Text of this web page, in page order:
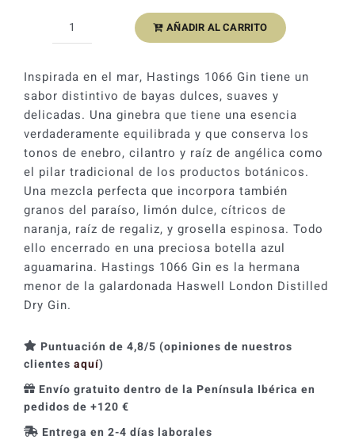
original
era:
30,40 €.
actual
es:
24,32 €.
Ginebra
1066
London
Dry
9
Botánicos
40%
cantidad
AÑADIR AL CARRITO
Inspirada en el mar, Hastings 1066 Gin tiene un
sabor distintivo de bayas dulces, suaves y
delicadas. Una ginebra que tiene una esencia
verdaderamente equilibrada y que conserva los
tonos de enebro, cilantro y raíz de angélica como
el pilar tradicional de los productos botánicos.
Una mezcla perfecta que incorpora también
granos del paraíso, limón dulce, cítricos de
naranja, raíz de regaliz, y grosella espinosa. Todo
ello encerrado en una preciosa botella azul
aguamarina. Hastings 1066 Gin es la hermana
menor de la galardonada Haswell London Distilled
Dry Gin.
Puntuación de 4,8/5 (opiniones de nuestros
clientes aquí)
Envío gratuito dentro de la Península Ibérica en
pedidos de +120 €
Entrega en 2-4 días laborales